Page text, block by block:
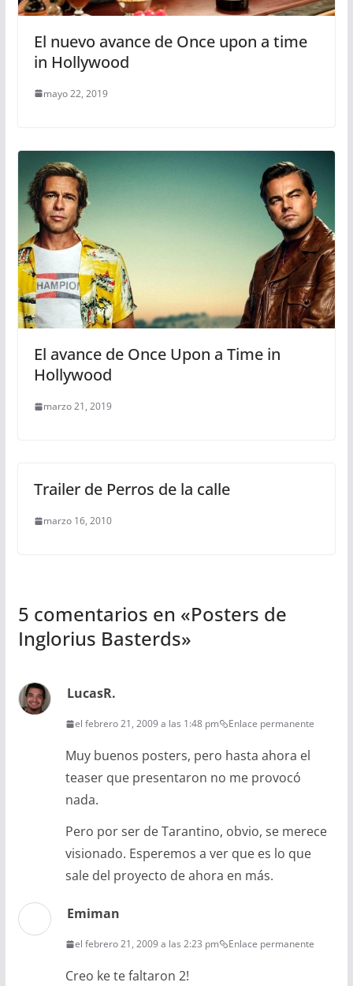
El nuevo avance de Once upon a time
in Hollywood
mayo 22, 2019
El avance de Once Upon a Time in
Hollywood
marzo 21, 2019
Trailer de Perros de la calle
marzo 16, 2010
5 comentarios en «Posters de
Inglorius Basterds»
LucasR.
el febrero 21, 2009 a las 1:48 pm Enlace permanente
Muy buenos posters, pero hasta ahora el
teaser que presentaron no me provocó
nada.
Pero por ser de Tarantino, obvio, se merece
visionado. Esperemos a ver que es lo que
sale del proyecto de ahora en más.
Emiman
el febrero 21, 2009 a las 2:23 pm Enlace permanente
Creo ke te faltaron 2!